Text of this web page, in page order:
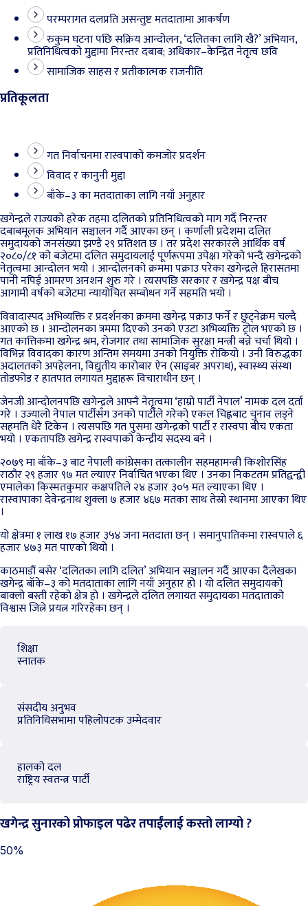
परम्परागत दलप्रति असन्तुष्ट मतदातामा आकर्षण
रुकुम घटना पछि सक्रिय आन्दोलन, ‘दलितका लागि खै?’ अभियान,
प्रतिनिधित्वको मुद्दामा निरन्तर दबाब; अधिकार–केन्द्रित नेतृत्व छवि
सामाजिक साहस र प्रतीकात्मक राजनीति
प्रतिकूलता
गत निर्वाचनमा रास्वपाको कमजोर प्रदर्शन
विवाद र कानुनी मुद्दा
बाँके–३ का मतदाताका लागि नयाँ अनुहार
खगेन्द्रले राज्यको हरेक तहमा दलितको प्रतिनिधित्वको माग गर्दै निरन्तर
दबाबमूलक अभियान सञ्चालन गर्दै आएका छन् । कर्णाली प्रदेशमा दलित
समुदायको जनसंख्या झण्डै २९ प्रतिशत छ । तर प्रदेश सरकारले आर्थिक वर्ष
२०८०/८१ को बजेटमा दलित समुदायलाई पूर्णरूपमा उपेक्षा गरेको भन्दै खगेन्द्रको
नेतृत्वमा आन्दोलन भयो । आन्दोलनको क्रममा पक्राउ परेका खगेन्द्रले हिरासतमा
पानी नपिई आमरण अनशन शुरु गरे । त्यसपछि सरकार र खगेन्द्र पक्ष बीच
आगामी वर्षको बजेटमा न्यायोचित सम्बोधन गर्ने सहमति भयो ।
विवादास्पद अभिव्यक्ति र प्रदर्शनका क्रममा खगेन्द्र पक्राउ फर्ने र छुट्नेक्रम चल्दै
आएको छ । आन्दोलनका त्रममा दिएको उनको एउटा अभिव्यक्ति ट्रोल भएको छ ।
गत कात्तिकमा खगेन्द्र श्रम, रोजगार तथा सामाजिक सुरक्षा मन्त्री बन्ने चर्चा थियो ।
विभिन्न विवादका कारण अन्तिम समयमा उनको नियुक्ति रोकियो । उनी विरुद्धका
अदालतको अपहेलना, विद्युतीय कारोबार ऐन (साइबर अपराध), स्वास्थ्य संस्था
तोडफोड र हातपात लगायत मुद्दाहरू विचाराधीन छन् ।
जेनजी आन्दोलनपछि खगेन्द्रले आफ्नै नेतृत्वमा ‘हाम्रो पार्टी नेपाल’ नामक दल दर्ता
गरे । उज्यालो नेपाल पार्टीसँग उनको पार्टीले गरेको एकल चिह्नबाट चुनाव लड्ने
सहमति धेरै टिकेन । त्यसपछि गत पुसमा खगेन्द्रको पार्टी र रास्वपा बीच एकता
भयो । एकतापछि खगेन्द्र रास्वपाको केन्द्रीय सदस्य बने ।
२०७९ मा बाँके–३ बाट नेपाली कांग्रेसका तत्कालीन सहमहामन्त्री किशोरसिंह
राठौर २९ हजार ९७ मत ल्याएर निर्वाचित भएका थिए । उनका निकटतम प्रतिद्वन्द्वी
एमालेका किस्मतकुमार कक्षपतिले २४ हजार ३०५ मत ल्याएका थिए ।
रास्वापाका देवेन्द्रनाथ शुक्ला ७ हजार ४६७ मतका साथ तेस्रो स्थानमा आएका थिए
।
यो क्षेत्रमा १ लाख १७ हजार ३५४ जना मतदाता छन् । समानुपातिकमा रास्वपाले ६
हजार ४७३ मत पाएको थियो ।
काठमाडौं बसेर ‘दलितका लागि दलित’ अभियान सञ्चालन गर्दै आएका दैलेखका
खगेन्द्र बाँके–३ को मतदाताका लागि नयाँ अनुहार हो । यो दलित समुदायको
बाक्लो बस्ती रहेको क्षेत्र हो । खगेन्द्रले दलित लगायत समुदायका मतदाताको
विश्वास जित्ने प्रयत्न गरिरहेका छन् ।
शिक्षा
स्नातक
संसदीय अनुभव
प्रतिनिधिसभामा पहिलोपटक उम्मेदवार
हालको दल
राष्ट्रिय स्वतन्त्र पार्टी
खगेन्द्र सुनारको प्रोफाइल पढेर तपाईंलाई कस्तो लाग्यो ?
50%